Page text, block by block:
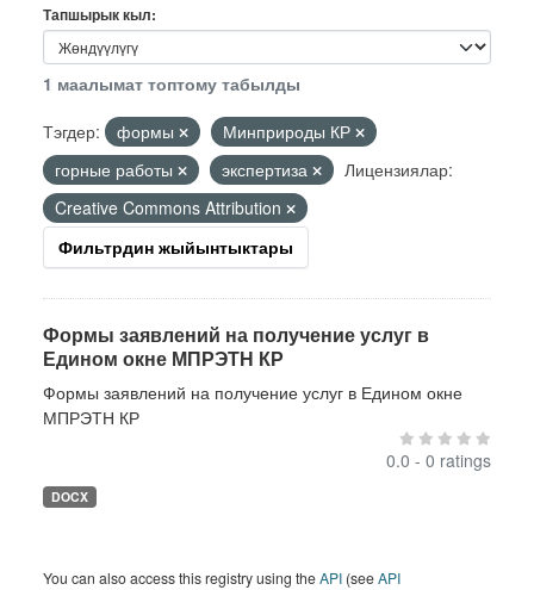
Тапшырык кыл
1 маалымат топтому табылды
Тэгдер:
формы
Минприроды КР
горные работы
экспертиза
Лицензиялар:
Creative Commons Attribution
Фильтрдин жыйынтыктары
Формы заявлений на получение услуг в
Едином окне МПРЭТН КР
Формы заявлений на получение услуг в Едином окне
МПРЭТН КР
0.0 - 0 ratings
DOCX
You can also access this registry using theAPI (seeAPI